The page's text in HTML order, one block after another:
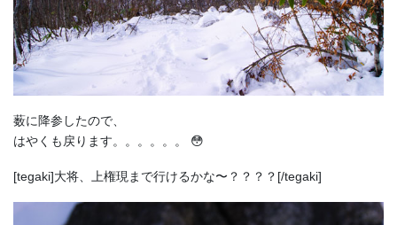
薮に降参したので、
はやくも戻ります。。。。。。 😳
[tegaki]大将、上権現まで行けるかな〜？？？？[/tegaki]